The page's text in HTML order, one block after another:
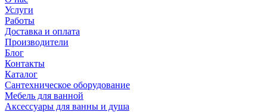
Услуги
Работы
Доставка и оплата
Производители
Блог
Контакты
Каталог
Сантехническое оборудование
Мебель для ванной
Аксессуары для ванны и душа